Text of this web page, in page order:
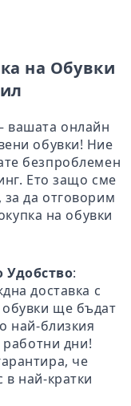
на Обувки
вашата онлайн
обувки! Ние
безпроблемен
Ето защо сме
за да отговорим
на обувки
Удобство:
доставка с
ще бъдат
най-близкия
дни!
че
най-кратки